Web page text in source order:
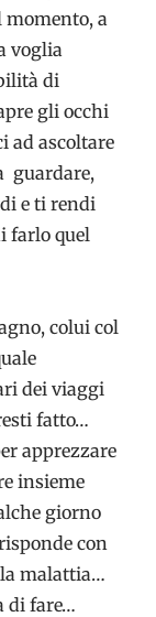
momento, a
voglia
di
gli occhi
ad ascoltare
guardare,
e ti rendi
farlo quel
colui col
dei viaggi
fatto…
apprezzare
insieme
giorno
con
malattia…
di fare…